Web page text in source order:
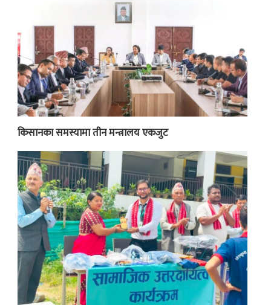
किसानका समस्यामा तीन मन्त्रालय एकजुट